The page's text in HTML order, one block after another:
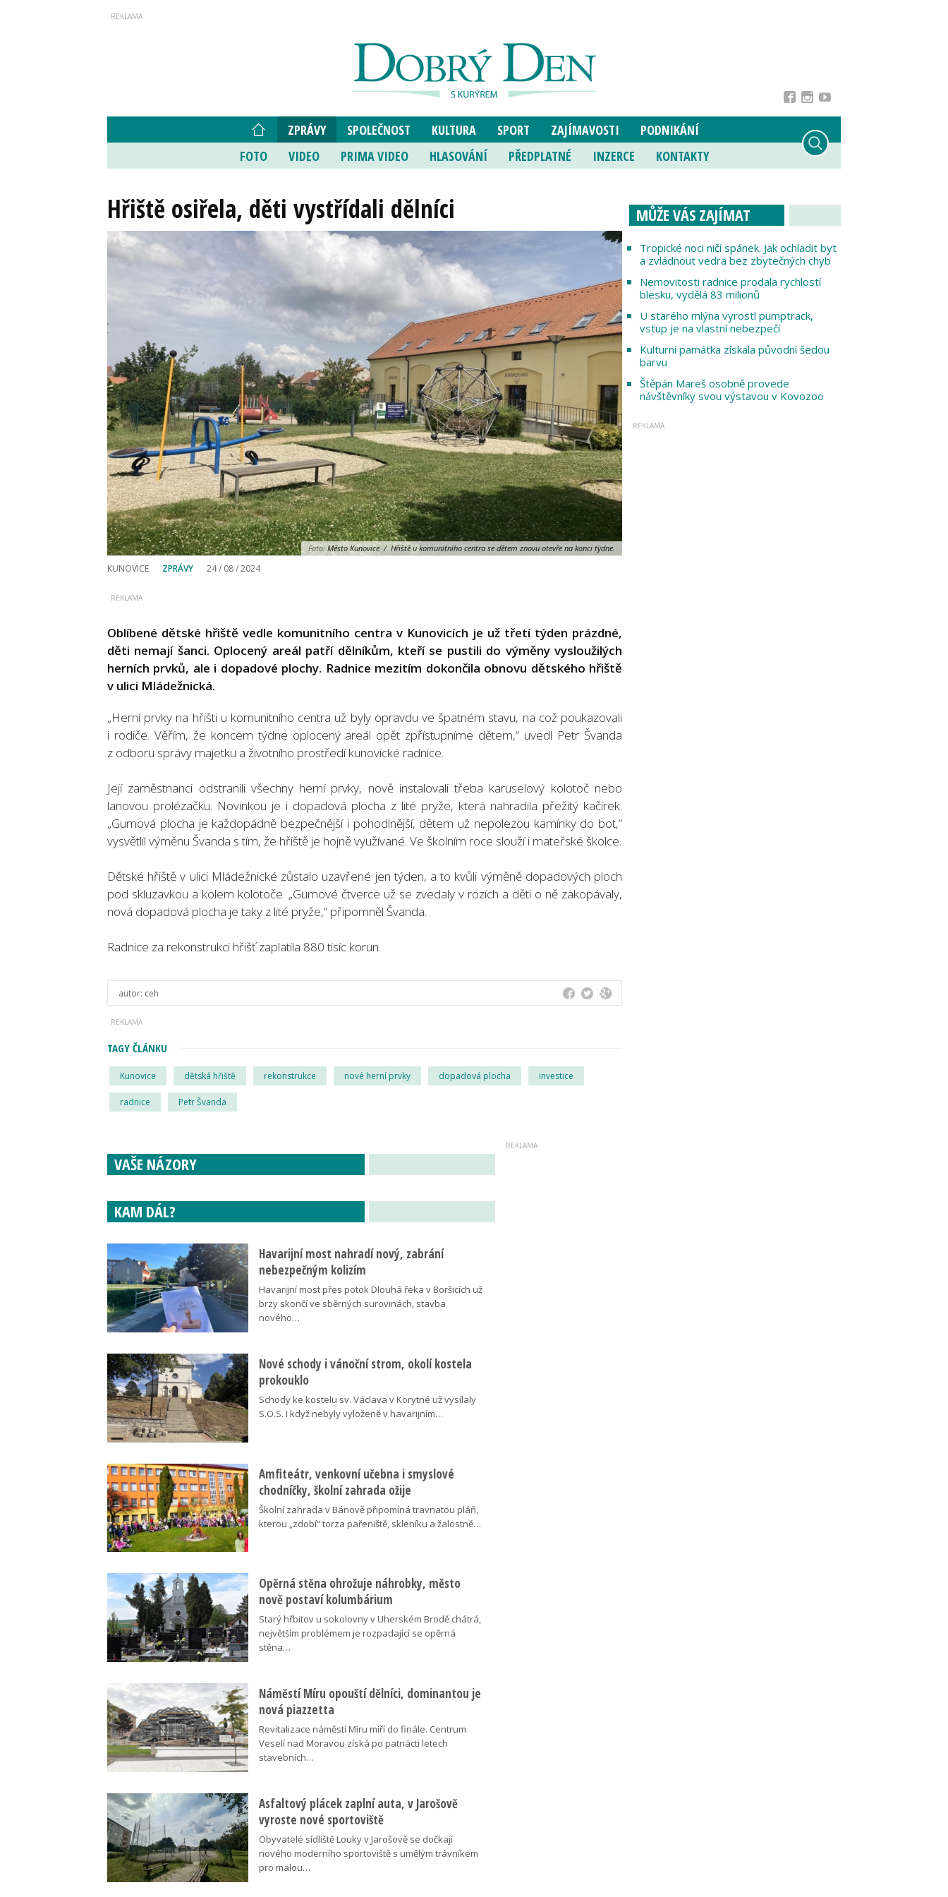
ZPRÁVY SPOLEČNOST KULTURA SPORT ZAJÍMAVOSTI
PODNIKÁNÍ
FOTO
VIDEO PRIMA VIDEO HLASOVÁNÍ PŘEDPLATNÉ INZERCE KONTAKTY
Hřiště osiřela, děti vystřídali dělníci
Foto: Město Kunovice / Hřiště u komunitního centra se dětem znovu otevře na konci týdne.
KUNOVICE ZPRÁVY 24 / 08 / 2024
Oblíbené dětské hřiště vedle komunitního centra v Kunovicích je už třetí týden prázdné,
děti nemají šanci. Oplocený areál patří dělníkům, kteří se pustili do výměny vysloužilých
herních prvků, ale i dopadové plochy. Radnice mezitím dokončila obnovu dětského hřiště
v ulici Mládežnická.
„Herní prvky na hřišti u komunitního centra už byly opravdu ve špatném stavu, na což poukazovali
i rodiče. Věřím, že koncem týdne oplocený areál opět zpřístupníme dětem,“ uvedl Petr Švanda
z odboru správy majetku a životního prostředí kunovické radnice.
Její zaměstnanci odstranili všechny herní prvky, nově instalovali třeba karuselový kolotoč nebo
lanovou prolézačku. Novinkou je i dopadová plocha z lité pryže, která nahradila přežitý kačírek.
„Gumová plocha je každopádně bezpečnější i pohodlnější, dětem už nepolezou kamínky do bot,“
vysvětlil výměnu Švanda s tím, že hřiště je hojně využívané. Ve školním roce slouží i mateřské školce.
Dětské hřiště v ulici Mládežnické zůstalo uzavřené jen týden, a to kvůli výměně dopadových ploch
pod skluzavkou a kolem kolotoče. „Gumové čtverce už se zvedaly v rozích a děti o ně zakopávaly,
nová dopadová plocha je taky z lité pryže,“ připomněl Švanda.
Radnice za rekonstrukci hřišť zaplatila 880 tisíc korun.
autor: ceh
TAGY ČLÁNKU
Kunovice dětská hřiště rekonstrukce nové herní prvky dopadová plocha investice
radnice Petr Švanda
MŮŽE VÁS ZAJÍMAT
Tropické noci ničí spánek. Jak ochladit byt
a zvládnout vedra bez zbytečných chyb
Nemovitosti radnice prodala rychlostí
blesku, vydělá 83 milionů
U starého mlýna vyrostl pumptrack,
vstup je na vlastní nebezpečí
Kulturní památka získala původní šedou
barvu
Štěpán Mareš osobně provede
návštěvníky svou výstavou v Kovozoo
VAŠE NÁZORY
KAM DÁL?
Havarijní most nahradí nový, zabrání
nebezpečným kolizím
Havarijní most přes potok Dlouhá řeka v Boršicích už
brzy skončí ve sběrných surovinách, stavba
nového…
Nové schody i vánoční strom, okolí kostela
prokouklo
Schody ke kostelu sv. Václava v Korytné už vysílaly
S.O.S. I když nebyly vyloženě v havarijním…
Amfiteátr, venkovní učebna i smyslové
chodníčky, školní zahrada ožije
Školní zahrada v Bánově připomíná travnatou pláň,
kterou „zdobí“ torza pařeniště, skleníku a žalostně…
Opěrná stěna ohrožuje náhrobky, město
nově postaví kolumbárium
Starý hřbitov u sokolovny v Uherském Brodě chátrá,
největším problémem je rozpadající se opěrná
stěna…
Náměstí Míru opouští dělníci, dominantou je
nová piazzetta
Revitalizace náměstí Míru míří do finále. Centrum
Veselí nad Moravou získá po patnácti letech
stavebních…
Asfaltový plácek zaplní auta, v Jarošově
vyroste nové sportoviště
Obyvatelé sídliště Louky v Jarošově se dočkají
nového moderního sportoviště s umělým trávníkem
pro malou…